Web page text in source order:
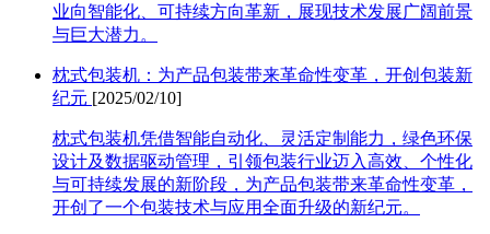
业向智能化、可持续方向革新，展现技术发展广阔前景
与巨大潜力。
枕式包装机：为产品包装带来革命性变革，开创包装新
纪元 [2025/02/10]
枕式包装机凭借智能自动化、灵活定制能力，绿色环保
设计及数据驱动管理，引领包装行业迈入高效、个性化
与可持续发展的新阶段，为产品包装带来革命性变革，
开创了一个包装技术与应用全面升级的新纪元。